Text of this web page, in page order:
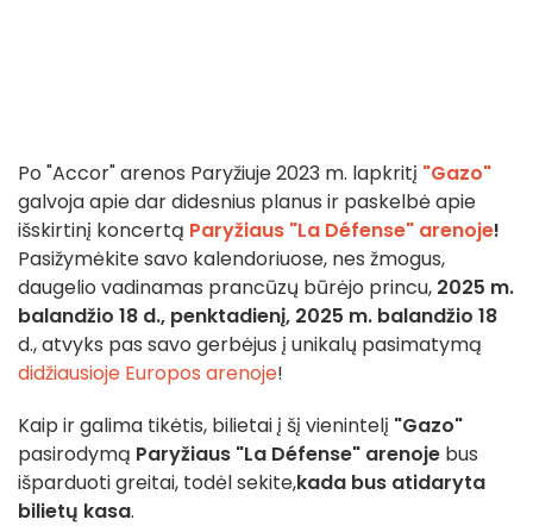
Po "Accor" arenos Paryžiuje 2023 m. lapkritį "Gazo"
galvoja apie dar didesnius planus ir paskelbė apie
išskirtinį koncertą Paryžiaus "La Défense" arenoje!
Pasižymėkite savo kalendoriuose, nes žmogus,
daugelio vadinamas prancūzų būrėjo princu, 2025 m.
balandžio 18 d., penktadienį, 2025 m. balandžio 18
d., atvyks pas savo gerbėjus į unikalų pasimatymą
didžiausioje Europos arenoje!
Kaip ir galima tikėtis, bilietai į šį vienintelį "Gazo"
pasirodymą Paryžiaus "La Défense" arenoje bus
išparduoti greitai, todėl sekite,kada bus atidaryta
bilietų kasa.